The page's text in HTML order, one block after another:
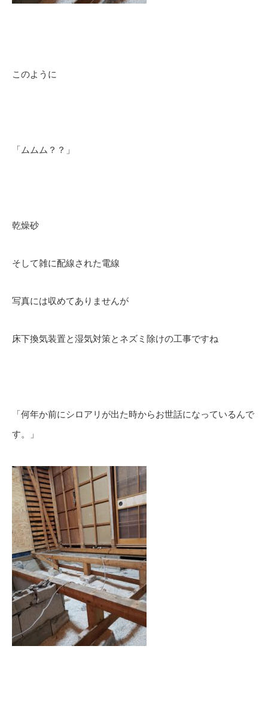
このように
「ムムム？？」
乾燥砂
そして雑に配線された電線
写真には収めてありませんが
床下換気装置と湿気対策とネズミ除けの工事ですね
「何年か前にシロアリが出た時からお世話になっているんで
す。」